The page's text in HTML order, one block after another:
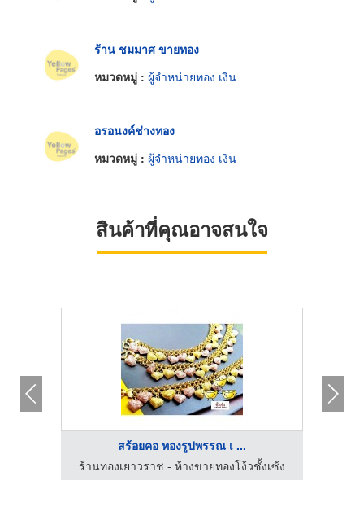
ร้าน ชมมาศ ขายทอง
หมวดหมู่ : ผู้จำหน่ายทอง เงิน
อรอนงค์ช่างทอง
หมวดหมู่ : ผู้จำหน่ายทอง เงิน
สินค้าที่คุณอาจสนใจ
สร้อยคอ ทองรูปพรรณ เ ...
ร้านทองเยาวราช - ห้างขายทองโง้วชั้งเซ้ง